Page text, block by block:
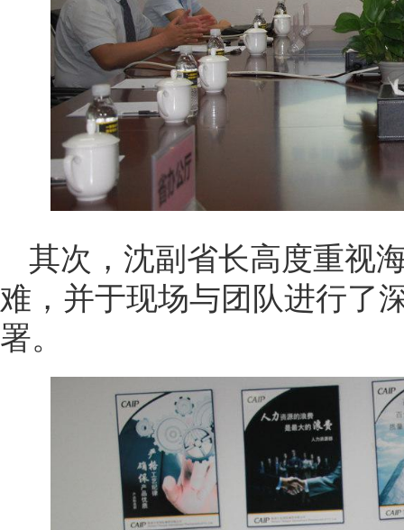
其次，沈副省长高度重视
难，并于现场与团队进行了
署。